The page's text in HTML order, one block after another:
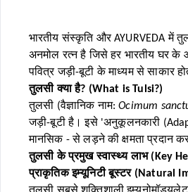
भारतीय संस्कृति और AYURVEDA में
अनमोल रत्न है जिसे हर भारतीय घर के
पवित्र जड़ी-बूटी के माध्यम से साकार
तुलसी क्या है? (What is Tulsi?)
तुलसी (वैज्ञानिक नाम:Ocimum
जड़ी-बूटी है। इसे 'अनुकूलनकारी
मानसिक - से लड़ने की क्षमता प्रदान
तुलसी के प्रमुख स्वास्थ्य लाभ (Key
प्राकृतिक इम्यूनिटी बूस्टर (Natural